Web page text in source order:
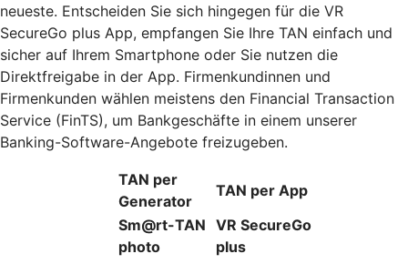
neueste. Entscheiden Sie sich hingegen für die VR
SecureGo plus App, empfangen Sie Ihre TAN einfach und
sicher auf Ihrem Smartphone oder Sie nutzen die
Direktfreigabe in der App. Firmenkundinnen und
Firmenkunden wählen meistens den Financial Transaction
Service (FinTS), um Bankgeschäfte in einem unserer
Banking-Software-Angebote freizugeben.
TAN per
Generator
TAN per App
Sm@rt-TAN
photo
VR SecureGo
plus